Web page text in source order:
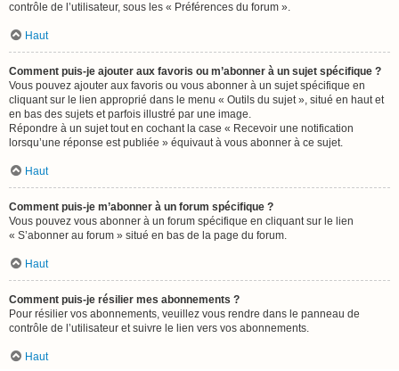
contrôle de l’utilisateur, sous les « Préférences du forum ».
Haut
Comment puis-je ajouter aux favoris ou m’abonner à un sujet spécifique ?
Vous pouvez ajouter aux favoris ou vous abonner à un sujet spécifique en
cliquant sur le lien approprié dans le menu « Outils du sujet », situé en haut et
en bas des sujets et parfois illustré par une image.
Répondre à un sujet tout en cochant la case « Recevoir une notification
lorsqu’une réponse est publiée » équivaut à vous abonner à ce sujet.
Haut
Comment puis-je m’abonner à un forum spécifique ?
Vous pouvez vous abonner à un forum spécifique en cliquant sur le lien
« S’abonner au forum » situé en bas de la page du forum.
Haut
Comment puis-je résilier mes abonnements ?
Pour résilier vos abonnements, veuillez vous rendre dans le panneau de
contrôle de l’utilisateur et suivre le lien vers vos abonnements.
Haut